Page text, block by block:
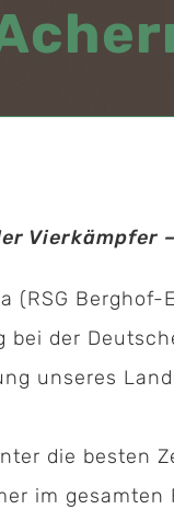
Vierkämpfer
Berghof-
bei der
unseres
die besten
im gesamten